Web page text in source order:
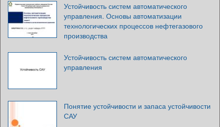
Устойчивость систем автоматического
управления. Основы автоматизации
технологических процессов нефтегазового
производства
Устойчивость систем автоматического
управления
Понятие устойчивости и запаса устойчивости
САУ